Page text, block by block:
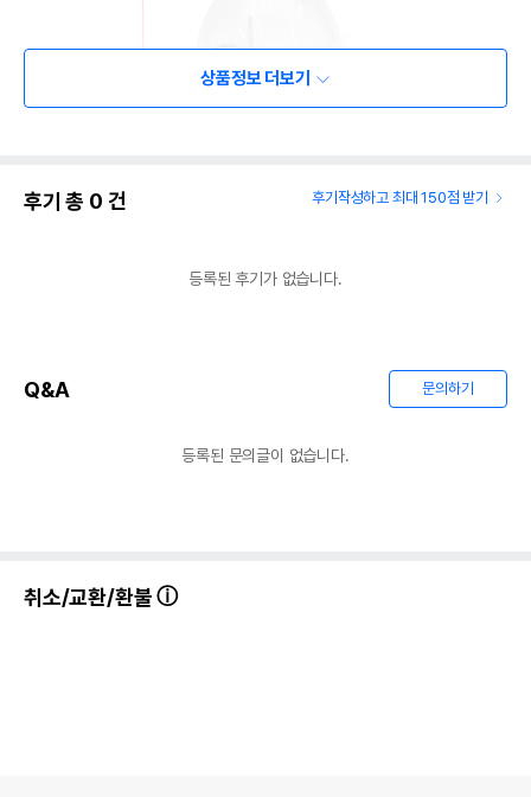
상품정보 더보기
후기 총 0 건 후기작성하고 최대 150점 받기
등록된 후기가 없습니다.
Q&A 문의하기
등록된 문의글이 없습니다.
취소/교환/환불